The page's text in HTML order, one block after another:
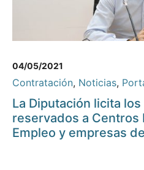
04/05/2021
Contratación, Noticias,
La Diputación licita
reservados a Centros
Empleo y empresas